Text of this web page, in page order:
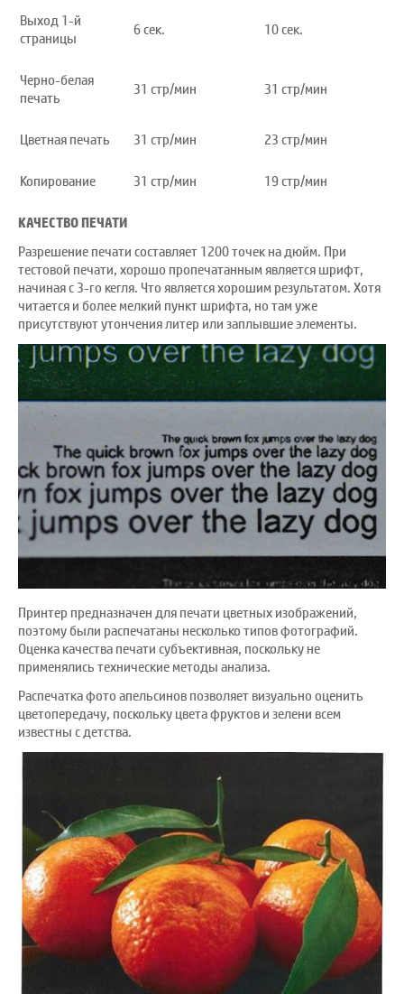
Выход 1-й
страницы
6 сек. 10 сек.
Черно-белая
печать
31 стр/мин 31 стр/мин
Цветная печать 31 стр/мин 23 стр/мин
Копирование 31 стр/мин 19 стр/мин
КАЧЕСТВО ПЕЧАТИ
Разрешение печати составляет 1200 точек на дюйм. При
тестовой печати, хорошо пропечатанным является шрифт,
начиная с 3-го кегля. Что является хорошим результатом. Хотя
читается и более мелкий пункт шрифта, но там уже
присутствуют утончения литер или заплывшие элементы.
Принтер предназначен для печати цветных изображений,
поэтому были распечатаны несколько типов фотографий.
Оценка качества печати субъективная, поскольку не
применялись технические методы анализа.
Распечатка фото апельсинов позволяет визуально оценить
цветопередачу, поскольку цвета фруктов и зелени всем
известны с детства.